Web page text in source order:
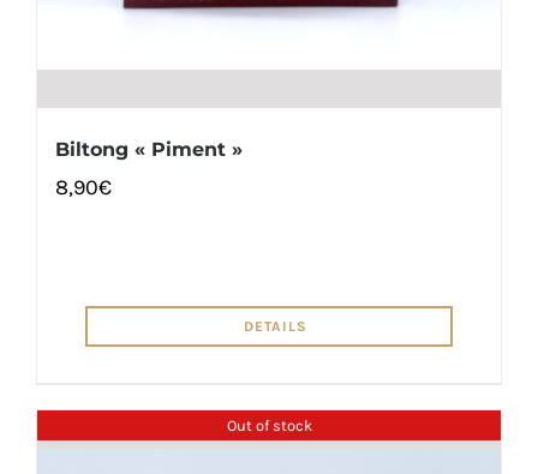
Biltong « Piment »
8,90€
DETAILS
Out of stock